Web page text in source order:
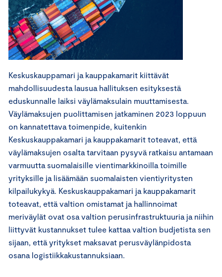
Keskuskauppamari ja kauppakamarit kiittävät
mahdollisuudesta lausua hallituksen esityksestä
eduskunnalle laiksi väylämaksulain muuttamisesta.
Väylämaksujen puolittamisen jatkaminen 2023 loppuun
on kannatettava toimenpide, kuitenkin
Keskuskauppakamari ja kauppakamarit toteavat, että
väylämaksujen osalta tarvitaan pysyvä ratkaisu antamaan
varmuutta suomalaisille vientimarkkinoilla toimille
yrityksille ja lisäämään suomalaisten vientiyritysten
kilpailukykyä. Keskuskauppakamari ja kauppakamarit
toteavat, että valtion omistamat ja hallinnoimat
meriväylät ovat osa valtion perusinfrastruktuuria ja niihin
liittyvät kustannukset tulee kattaa valtion budjetista sen
sijaan, että yritykset maksavat perusväylänpidosta
osana logistiikkakustannuksiaan.